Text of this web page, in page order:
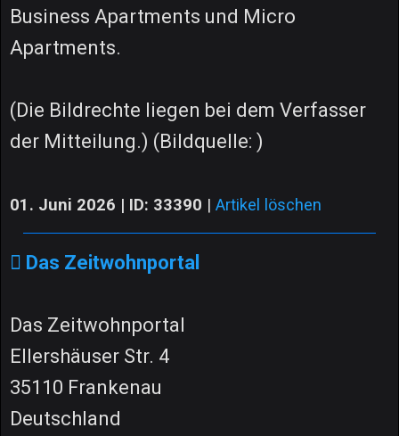
Business Apartments und Micro
Apartments.
(Die Bildrechte liegen bei dem Verfasser
der Mitteilung.) (Bildquelle: )
01. Juni 2026 | ID: 33390 | Artikel löschen
Das Zeitwohnportal
Das Zeitwohnportal
Ellershäuser Str. 4
35110 Frankenau
Deutschland